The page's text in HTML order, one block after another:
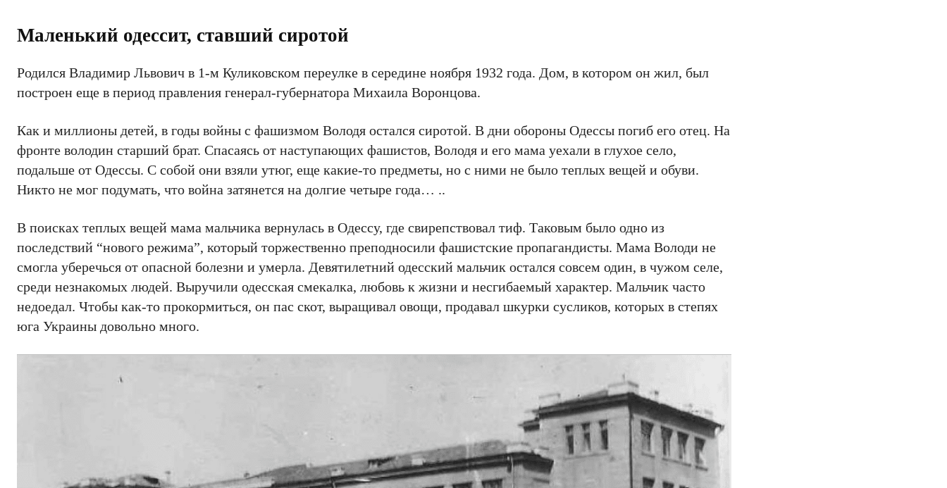
Маленький одессит, ставший сиротой
Родился Владимир Львович в 1-м Куликовском переулке в середине ноября 1932 года. Дом, в котором он жил, был
построен еще в период правления генерал-губернатора Михаила Воронцова.
Как и миллионы детей, в годы войны с фашизмом Володя остался сиротой. В дни обороны Одессы погиб его отец. На
фронте володин старший брат. Спасаясь от наступающих фашистов, Володя и его мама уехали в глухое село,
подальше от Одессы. С собой они взяли утюг, еще какие-то предметы, но с ними не было теплых вещей и обуви.
Никто не мог подумать, что война затянется на долгие четыре года… ..
В поисках теплых вещей мама мальчика вернулась в Одессу, где свирепствовал тиф. Таковым было одно из
последствий “нового режима”, который торжественно преподносили фашистские пропагандисты. Мама Володи не
смогла уберечься от опасной болезни и умерла. Девятилетний одесский мальчик остался совсем один, в чужом селе,
среди незнакомых людей. Выручили одесская смекалка, любовь к жизни и несгибаемый характер. Мальчик часто
недоедал. Чтобы как-то прокормиться, он пас скот, выращивал овощи, продавал шкурки сусликов, которых в степях
юга Украины довольно много.